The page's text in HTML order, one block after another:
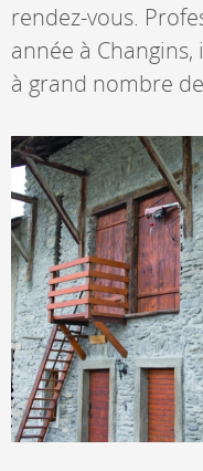
rendez-vous.
année à
à grand nombre